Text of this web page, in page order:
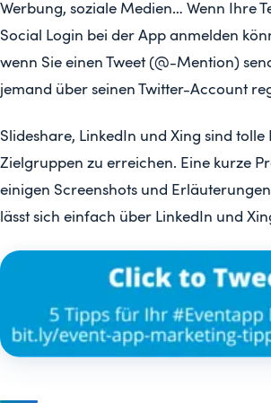
Werbung, soziale Medien… Wenn Ihre
Social Login bei der App anmelden
wenn Sie einen Tweet (@-Mention)
jemand über seinen Twitter-Account
Slideshare, LinkedIn und Xing sind tolle
Zielgruppen zu erreichen. Eine kurze
einigen Screenshots und
lässt sich einfach über LinkedIn und